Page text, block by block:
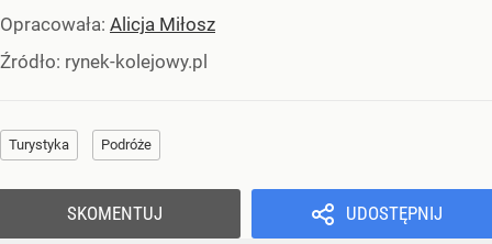
Opracowała: Alicja Miłosz
Źródło: rynek-kolejowy.pl
Turystyka Podróże
UDOSTĘPNIJ
SKOMENTUJ